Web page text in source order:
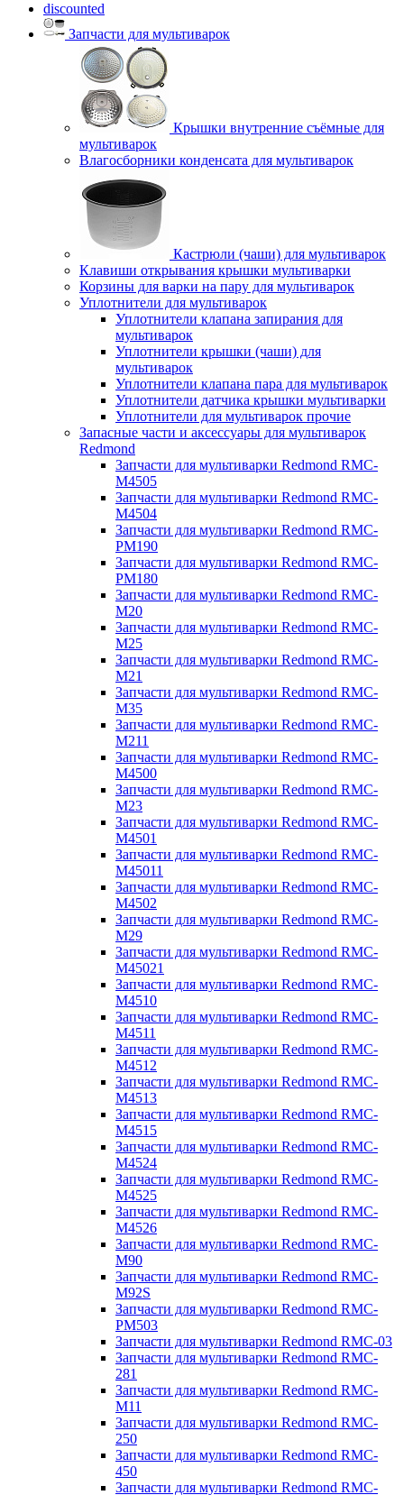
discounted
Запчасти для мультиварок
Крышки внутренние съёмные для
мультиварок
Влагосборники конденсата для мультиварок
Кастрюли (чаши) для мультиварок
Клавиши открывания крышки мультиварки
Корзины для варки на пару для мультиварок
Уплотнители для мультиварок
Уплотнители клапана запирания для
мультиварок
Уплотнители крышки (чаши) для
мультиварок
Уплотнители клапана пара для мультиварок
Уплотнители датчика крышки мультиварки
Уплотнители для мультиварок прочие
Запасные части и аксессуары для мультиварок
Redmond
Запчасти для мультиварки Redmond RMC-
M4505
Запчасти для мультиварки Redmond RMC-
M4504
Запчасти для мультиварки Redmond RMC-
PM190
Запчасти для мультиварки Redmond RMC-
PM180
Запчасти для мультиварки Redmond RMC-
M20
Запчасти для мультиварки Redmond RMC-
M25
Запчасти для мультиварки Redmond RMC-
M21
Запчасти для мультиварки Redmond RMC-
M35
Запчасти для мультиварки Redmond RMC-
M211
Запчасти для мультиварки Redmond RMC-
M4500
Запчасти для мультиварки Redmond RMC-
M23
Запчасти для мультиварки Redmond RMC-
M4501
Запчасти для мультиварки Redmond RMC-
M45011
Запчасти для мультиварки Redmond RMC-
M4502
Запчасти для мультиварки Redmond RMC-
M29
Запчасти для мультиварки Redmond RMC-
M45021
Запчасти для мультиварки Redmond RMC-
M4510
Запчасти для мультиварки Redmond RMC-
M4511
Запчасти для мультиварки Redmond RMC-
M4512
Запчасти для мультиварки Redmond RMC-
M4513
Запчасти для мультиварки Redmond RMC-
M4515
Запчасти для мультиварки Redmond RMC-
M4524
Запчасти для мультиварки Redmond RMC-
M4525
Запчасти для мультиварки Redmond RMC-
M4526
Запчасти для мультиварки Redmond RMC-
M90
Запчасти для мультиварки Redmond RMC-
M92S
Запчасти для мультиварки Redmond RMC-
PM503
Запчасти для мультиварки Redmond RMC-03
Запчасти для мультиварки Redmond RMC-
281
Запчасти для мультиварки Redmond RMC-
M11
Запчасти для мультиварки Redmond RMC-
250
Запчасти для мультиварки Redmond RMC-
450
Запчасти для мультиварки Redmond RMC-